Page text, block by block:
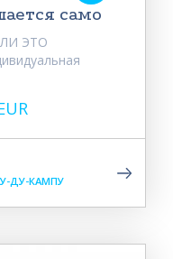
само
ЭТО
ДУ-КАМПУ